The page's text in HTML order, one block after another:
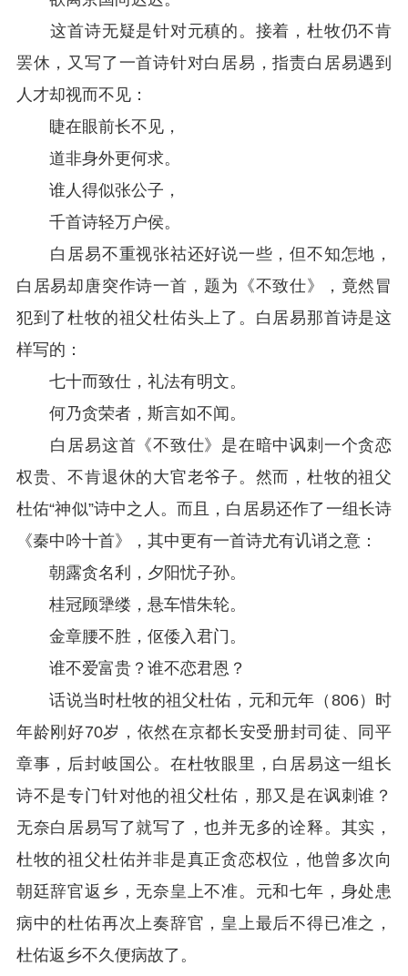
这首诗无疑是针对元稹的。接着，杜牧仍不肯
罢休，又写了一首诗针对白居易，指责白居易遇到
人才却视而不见：
睫在眼前长不见，
道非身外更何求。
谁人得似张公子，
千首诗轻万户侯。
白居易不重视张祜还好说一些，但不知怎地，
白居易却唐突作诗一首，题为《不致仕》，竟然冒
犯到了杜牧的祖父杜佑头上了。白居易那首诗是这
样写的：
七十而致仕，礼法有明文。
何乃贪荣者，斯言如不闻。
白居易这首《不致仕》是在暗中讽刺一个贪恋
权贵、不肯退休的大官老爷子。然而，杜牧的祖父
杜佑“神似”诗中之人。而且，白居易还作了一组长诗
《秦中吟十首》，其中更有一首诗尤有讥诮之意：
朝露贪名利，夕阳忧子孙。
桂冠顾犟缕，悬车惜朱轮。
金章腰不胜，伛倭入君门。
谁不爱富贵？谁不恋君恩？
话说当时杜牧的祖父杜佑，元和元年（806）时
年龄刚好70岁，依然在京都长安受册封司徒、同平
章事，后封岐国公。在杜牧眼里，白居易这一组长
诗不是专门针对他的祖父杜佑，那又是在讽刺谁？
无奈白居易写了就写了，也并无多的诠释。其实，
杜牧的祖父杜佑并非是真正贪恋权位，他曾多次向
朝廷辞官返乡，无奈皇上不准。元和七年，身处患
病中的杜佑再次上奏辞官，皇上最后不得已准之，
杜佑返乡不久便病故了。